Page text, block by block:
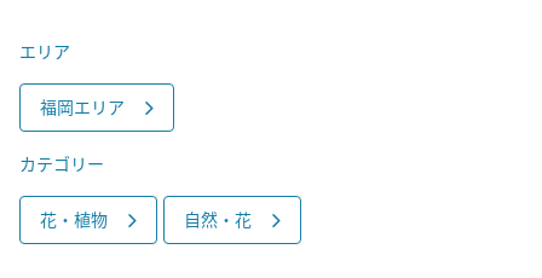
エリア
福岡エリア
カテゴリー
花・植物 自然・花